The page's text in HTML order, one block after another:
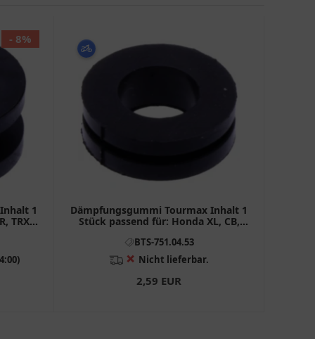
1
TRX,
- 8%
Dämpfungsgummi Tourmax Inhalt 1
Stück passend für: Honda XL, CB,
BTS-751.04.53
❌ Nicht lieferbar.
2,59 EUR